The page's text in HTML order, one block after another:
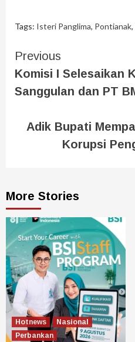
Tags: Isteri Panglima, Pontianak,
Previous
Komisi I Selesaikan
Sanggulan dan PT
Adik Bupati
Korupsi
More Stories
Hotnews
Nasional
Perbankan